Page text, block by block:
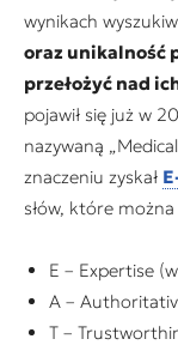
wynikach
oraz unikalność
przełożyć nad
pojawił się już w
nazywaną
znaczeniu zyskał
słów, które
E – Expertise
A –
T –